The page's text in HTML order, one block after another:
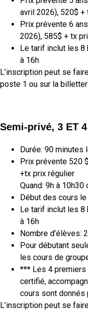
avril 2026), 520$
Prix prévente 6
2026), 585$ + tx
Le tarif inclut les
à 16h
L’inscription peut se
poste 1 ou sur la
Semi-privé, 3 ET
Durée: 90 minutes
Prix prévente 520
+tx prix régulier
Quand: 9h à 10h30
Début des cours
Le tarif inclut les
à 16h
Nombre d’élèves: 2
Pour débutant
les cours de
*** Les 4 premiers
certifié,
cours sont donnés
L’inscription peut se